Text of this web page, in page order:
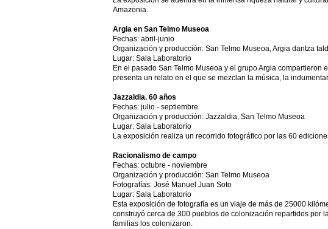
Amazonia.
Argia en San Telmo Museoa
Fechas: abril-junio
Organización y producción: San Telmo Museoa, Argia dantza
Lugar: Sala Laboratorio
En el pasado San Telmo Museoa y el grupo Argia
presenta un relato en el que se mezclan la música, la
Jazzaldia. 60 años
Fechas: julio - septiembre
Organización y producción: Jazzaldia, San Telmo Museoa
Lugar: Sala Laboratorio
La exposición realiza un recorrido fotográfico por las 60
Racionalismo de campo
Fechas: octubre - noviembre
Organización y producción: San Telmo Museoa
Fotografías: José Manuel Juan Soto
Lugar: Sala Laboratorio
Esta exposición de fotografía es un viaje de más de 25000
construyó cerca de 300 pueblos de colonización repartidos por
familias los colonizaron.